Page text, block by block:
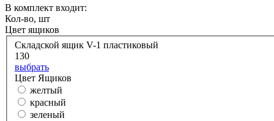
В комплект входит:
Кол-во, шт
Цвет ящиков
Складской ящик V-1 пластиковый
130
выбрать
Цвет Ящиков
желтый
красный
зеленый